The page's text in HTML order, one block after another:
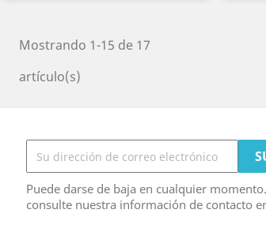
Mostrando 1-15 de 17
artículo(s)
Puede darse de baja en cualquier
consulte nuestra información de contacto